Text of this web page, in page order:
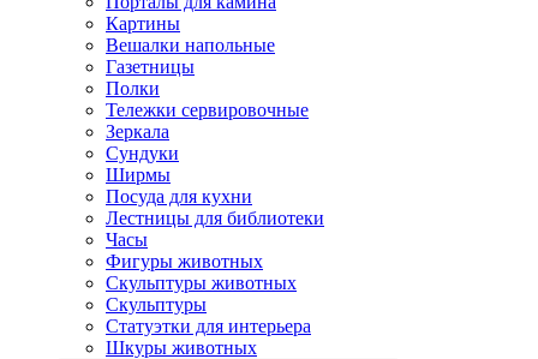
Картины
Вешалки напольные
Газетницы
Полки
Тележки сервировочные
Зеркала
Сундуки
Ширмы
Посуда для кухни
Лестницы для библиотеки
Часы
Фигуры животных
Скульптуры животных
Скульптуры
Статуэтки для интерьера
Шкуры животных